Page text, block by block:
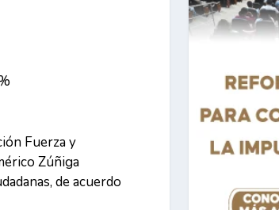
Fuerza y
Zúñiga
de acuerdo